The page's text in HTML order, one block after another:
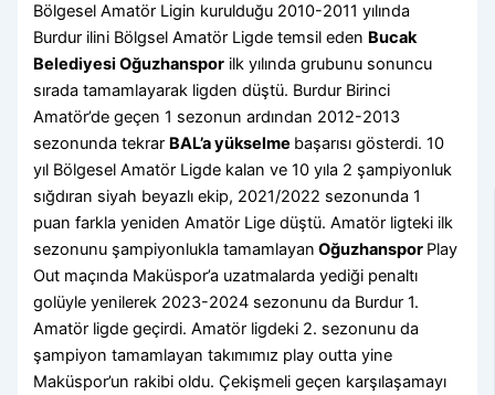
Bölgesel Amatör Ligin kurulduğu 2010-2011 yılında
Burdur ilini Bölgsel Amatör Ligde temsil eden Bucak
Belediyesi Oğuzhanspor ilk yılında grubunu sonuncu
sırada tamamlayarak ligden düştü. Burdur Birinci
Amatör’de geçen 1 sezonun ardından 2012-2013
sezonunda tekrar BAL’a yükselme başarısı gösterdi. 10
yıl Bölgesel Amatör Ligde kalan ve 10 yıla 2 şampiyonluk
sığdıran siyah beyazlı ekip, 2021/2022 sezonunda 1
puan farkla yeniden Amatör Lige düştü. Amatör ligteki ilk
sezonunu şampiyonlukla tamamlayan Oğuzhanspor Play
Out maçında Maküspor’a uzatmalarda yediği penaltı
golüyle yenilerek 2023-2024 sezonunu da Burdur 1.
Amatör ligde geçirdi. Amatör ligdeki 2. sezonunu da
şampiyon tamamlayan takımımız play outta yine
Maküspor’un rakibi oldu. Çekişmeli geçen karşılaşamayı